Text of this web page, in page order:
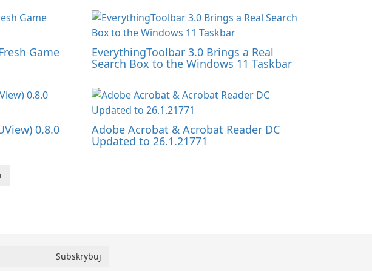
Game
EverythingToolbar 3.0 Brings a Real
Search Box to the Windows 11 Taskbar
0.8.0 Adobe Acrobat & Acrobat Reader DC
Updated to 26.1.21771